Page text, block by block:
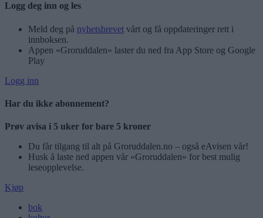
Logg deg inn og les
Meld deg på nyhetsbrevet vårt og få oppdateringer rett i
innboksen.
Appen «Groruddalen» laster du ned fra App Store og Google
Play
Logg inn
Har du ikke abonnement?
Prøv avisa i 5 uker for bare 5 kroner
Du får tilgang til alt på Groruddalen.no – også eAvisen vår!
Husk å laste ned appen vår «Groruddalen» for best mulig
leseopplevelse.
Kjøp
bok